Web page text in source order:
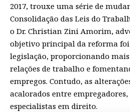
2017, trouxe uma série de
Consolidação das Leis do
o Dr. Christian Zini Amorim,
objetivo principal da reforma
legislação, proporcionando
relações de trabalho e
empregos. Contudo, as
acalorados entre
especialistas em direito.